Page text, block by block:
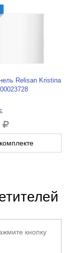
Relisan Kristina